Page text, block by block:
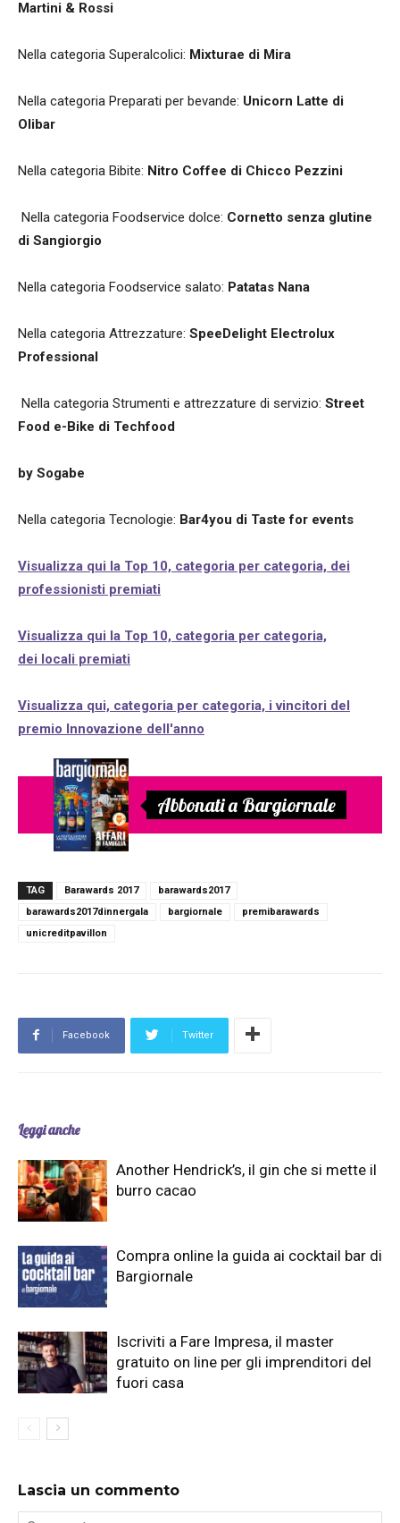
Martini & Rossi
Nella categoria Superalcolici: Mixturae di Mira
Nella categoria Preparati per bevande: Unicorn Latte di
Olibar
Nella categoria Bibite: Nitro Coffee di Chicco Pezzini
Nella categoria Foodservice dolce: Cornetto senza glutine
di Sangiorgio
Nella categoria Foodservice salato: Patatas Nana
Nella categoria Attrezzature: SpeeDelight Electrolux
Professional
Nella categoria Strumenti e attrezzature di servizio: Street
Food e-Bike di Techfood
by Sogabe
Nella categoria Tecnologie: Bar4you di Taste for events
Visualizza qui la Top 10, categoria per categoria, dei
professionisti premiati
Visualizza qui la Top 10, categoria per categoria,
dei locali premiati
Visualizza qui, categoria per categoria, i vincitori del
premio Innovazione dell'anno
Abbonati a Bargiornale
TAG Barawards 2017
barawards2017
barawards2017dinnergala
bargiornale
premibarawards
unicreditpavillon
Facebook Twitter
Leggi anche
Another Hendrick’s, il gin che si mette il
burro cacao
Compra online la guida ai cocktail bar di
Bargiornale
Iscriviti a Fare Impresa, il master
gratuito on line per gli imprenditori del
fuori casa
Lascia un commento